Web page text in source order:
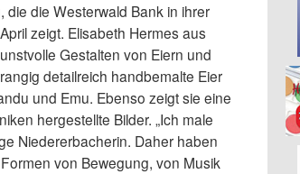
die die Westerwald Bank in ihrer
zeigt. Elisabeth Hermes aus
Gestalten von Eiern und
detailreich handbemalte Eier
und Emu. Ebenso zeigt sie eine
hergestellte Bilder. „Ich male
Niedererbacherin. Daher haben
von Bewegung, von Musik